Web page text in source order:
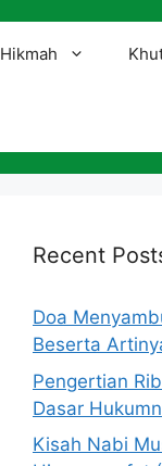
Hikmah
Recent
Doa
Beserta
Pengertian
Dasar
Kisah Nabi